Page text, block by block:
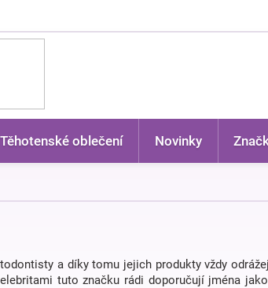
Těhotenské oblečení Novinky
a díky tomu jejich produkty vždy
tuto značku rádi doporučují jména